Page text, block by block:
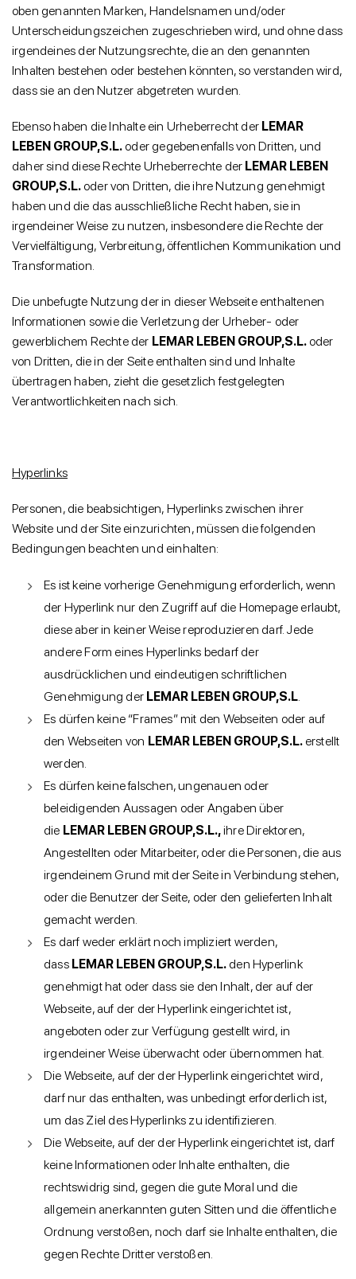
oben genannten Marken, Handelsnamen und/oder
Unterscheidungszeichen zugeschrieben wird, und ohne dass
irgendeines der Nutzungsrechte, die an den genannten
Inhalten bestehen oder bestehen könnten, so verstanden wird,
dass sie an den Nutzer abgetreten wurden.
Ebenso haben die Inhalte ein Urheberrecht der LEMAR
LEBEN GROUP,S.L. oder gegebenenfalls von Dritten, und
daher sind diese Rechte Urheberrechte der LEMAR LEBEN
GROUP,S.L. oder von Dritten, die ihre Nutzung genehmigt
haben und die das ausschließliche Recht haben, sie in
irgendeiner Weise zu nutzen, insbesondere die Rechte der
Vervielfältigung, Verbreitung, öffentlichen Kommunikation und
Transformation.
Die unbefugte Nutzung der in dieser Webseite enthaltenen
Informationen sowie die Verletzung der Urheber- oder
gewerblichem Rechte der LEMAR LEBEN GROUP,S.L. oder
von Dritten, die in der Seite enthalten sind und Inhalte
übertragen haben, zieht die gesetzlich festgelegten
Verantwortlichkeiten nach sich.
Hyperlinks
Personen, die beabsichtigen, Hyperlinks zwischen ihrer
Website und der Site einzurichten, müssen die folgenden
Bedingungen beachten und einhalten:
Es ist keine vorherige Genehmigung erforderlich, wenn
der Hyperlink nur den Zugriff auf die Homepage erlaubt,
diese aber in keiner Weise reproduzieren darf. Jede
andere Form eines Hyperlinks bedarf der
ausdrücklichen und eindeutigen schriftlichen
Genehmigung der LEMAR LEBEN GROUP,S.L.
Es dürfen keine “Frames” mit den Webseiten oder auf
den Webseiten von LEMAR LEBEN GROUP,S.L.erstellt
werden.
Es dürfen keine falschen, ungenauen oder
beleidigenden Aussagen oder Angaben über
die LEMAR LEBEN GROUP,S.L.,ihre Direktoren,
Angestellten oder Mitarbeiter, oder die Personen, die aus
irgendeinem Grund mit der Seite in Verbindung stehen,
oder die Benutzer der Seite, oder den gelieferten Inhalt
gemacht werden.
Es darf weder erklärt noch impliziert werden,
dass LEMAR LEBEN GROUP,S.L. den Hyperlink
genehmigt hat oder dass sie den Inhalt, der auf der
Webseite, auf der der Hyperlink eingerichtet ist,
angeboten oder zur Verfügung gestellt wird, in
irgendeiner Weise überwacht oder übernommen hat.
Die Webseite, auf der der Hyperlink eingerichtet wird,
darf nur das enthalten, was unbedingt erforderlich ist,
um das Ziel des Hyperlinks zu identifizieren.
Die Webseite, auf der der Hyperlink eingerichtet ist, darf
keine Informationen oder Inhalte enthalten, die
rechtswidrig sind, gegen die gute Moral und die
allgemein anerkannten guten Sitten und die öffentliche
Ordnung verstoßen, noch darf sie Inhalte enthalten, die
gegen Rechte Dritter verstoßen.